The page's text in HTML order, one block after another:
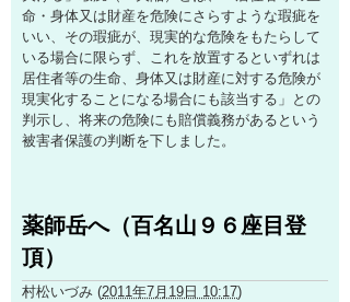
命・身体又は財産を危険にさらすような瑕疵を
いい、その瑕疵が、現実的な危険をもたらして
いる場合に限らず、これを放置するといずれは
居住者等の生命、身体又は財産に対する危険が
現実化することになる場合にも該当する」との
判示し、将来の危険にも賠償義務があるという
被害者保護の判断を下しました。
薬師岳へ（百名山９６座目登
頂）
村松いづみ (2011年7月19日 10:17)